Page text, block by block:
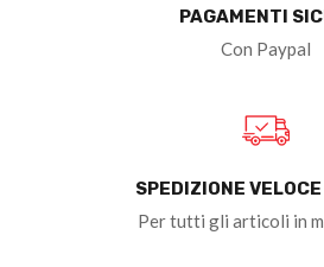
PAGAMENTI
Con Paypal
SPEDIZIONE
Per tutti gli articoli in